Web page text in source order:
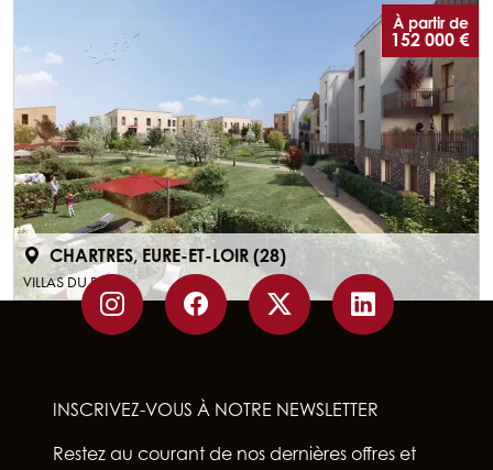
À partir de
152 000 €
CHARTRES, EURE-ET-LOIR (28)
VILLAS DU PARC
INSCRIVEZ-VOUS À NOTRE NEWSLETTER
Restez au courant de nos dernières offres et